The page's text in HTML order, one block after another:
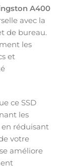
A400
avec la
de bureau.
les
et
ce SSD
les
réduisant
votre
améliore